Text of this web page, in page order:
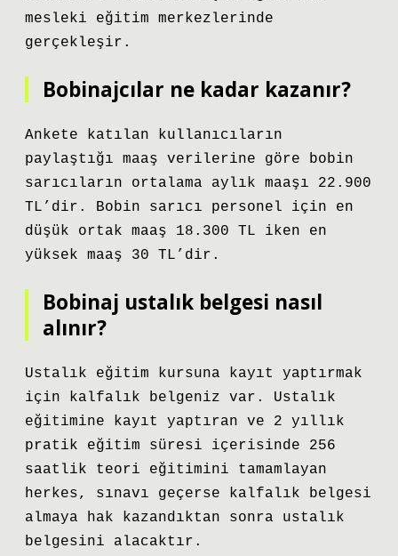
mesleki eğitim merkezlerinde
gerçekleşir.
Bobinajcılar ne kadar kazanır?
Ankete katılan kullanıcıların
paylaştığı maaş verilerine göre bobin
sarıcıların ortalama aylık maaşı 22.900
TL’dir. Bobin sarıcı personel için en
düşük ortak maaş 18.300 TL iken en
yüksek maaş 30 TL’dir.
Bobinaj ustalık belgesi nasıl
alınır?
Ustalık eğitim kursuna kayıt yaptırmak
için kalfalık belgeniz var. Ustalık
eğitimine kayıt yaptıran ve 2 yıllık
pratik eğitim süresi içerisinde 256
saatlik teori eğitimini tamamlayan
herkes, sınavı geçerse kalfalık belgesi
almaya hak kazandıktan sonra ustalık
belgesini alacaktır.